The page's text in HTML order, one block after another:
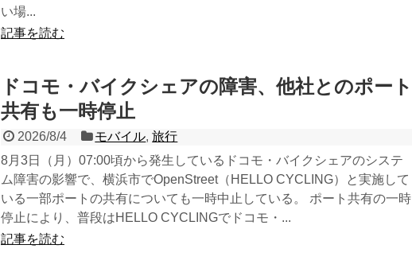
い場...
記事を読む
ドコモ・バイクシェアの障害、他社とのポート
共有も一時停止
2026/8/4 モバイル,旅行
8月3日（月）07:00頃から発生しているドコモ・バイクシェアのシステ
ム障害の影響で、横浜市でOpenStreet（HELLO CYCLING）と実施して
いる一部ポートの共有についても一時中止している。 ポート共有の一時
停止により、普段はHELLO CYCLINGでドコモ・...
記事を読む